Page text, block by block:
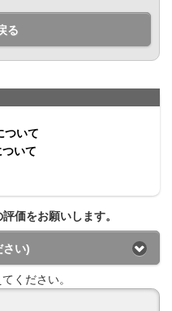
る
ついて
ついて
価をお願いします。
さい)
ください。